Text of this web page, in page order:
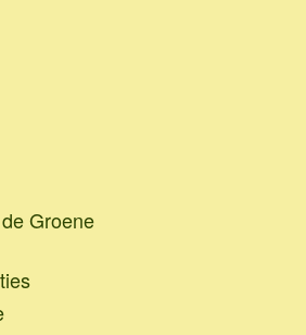
Groene